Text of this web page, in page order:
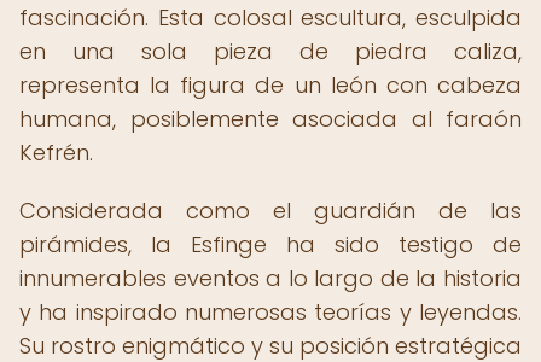
fascinación. Esta colosal escultura, esculpida
en una sola pieza de piedra caliza,
representa la figura de un león con cabeza
humana, posiblemente asociada al faraón
Kefrén.
Considerada como el guardián de las
pirámides, la Esfinge ha sido testigo de
innumerables eventos a lo largo de la historia
y ha inspirado numerosas teorías y leyendas.
Su rostro enigmático y su posición estratégica